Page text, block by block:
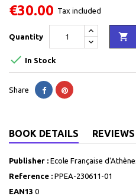
€30.00 Tax included
Quantity 
 In Stock
Share
BOOK DETAILS REVIEWS
Publisher : Ecole Française
Reference : PPEA-230611-01
EAN13 0